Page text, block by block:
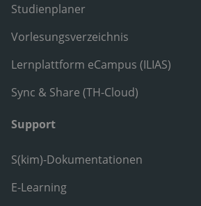
Studienplaner
Vorlesungsverzeichnis
Lernplattform eCampus (ILIAS)
Sync & Share (TH-Cloud)
Support
S(kim)-Dokumentationen
E-Learning